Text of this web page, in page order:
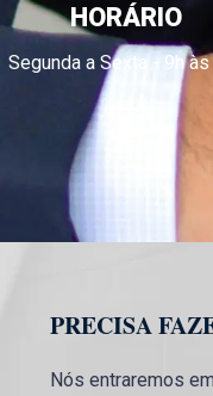
HORÁRIO
Segunda a Sexta - 9h
PRECISA
Nós entraremos